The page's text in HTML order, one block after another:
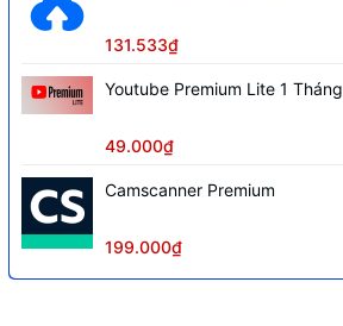
131.533₫
Youtube Premium Lite 1 Tháng
49.000₫
Camscanner Premium
199.000₫